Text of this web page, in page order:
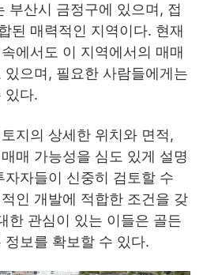
부산시 금정구에 있으며, 접
된 매력적인 지역이다. 현재
에서도 이 지역에서의 매매
으며, 필요한 사람들에게는
있다.
지의 상세한 위치와 면적,
매 가능성을 심도 있게 설명
자들이 신중히 검토할 수
인 개발에 적합한 조건을 갖
한 관심이 있는 이들은 골든
보를 확보할 수 있다.